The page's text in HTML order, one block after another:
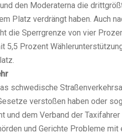
den Moderaterna die
Platz verdrängt haben. Auch
die Sperrgrenze von vier
5,5 Prozent
schwedische
verstoßen haben oder
und dem Verband der
und Gerichte Probleme